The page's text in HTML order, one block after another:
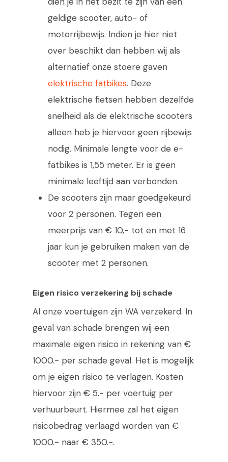
geldige scooter, auto- of
motorrijbewijs. Indien je hier niet
over beschikt dan hebben wij als
alternatief onze stoere gaven
elektrische fatbikes. Deze
elektrische fietsen hebben dezelfde
snelheid als de elektrische scooters
alleen heb je hiervoor geen rijbewijs
nodig. Minimale lengte voor de e-
fatbikes is 1,55 meter. Er is geen
minimale leeftijd aan verbonden.
De scooters zijn maar goedgekeurd
voor 2 personen. Tegen een
meerprijs van € 10,- tot en met 16
jaar kun je gebruiken maken van de
scooter met 2 personen.
Eigen risico verzekering bij schade
Al onze voertuigen zijn WA verzekerd. In
geval van schade brengen wij een
maximale eigen risico in rekening van €
1000.- per schade geval. Het is mogelijk
om je eigen risico te verlagen. Kosten
hiervoor zijn € 5.- per voertuig per
verhuurbeurt. Hiermee zal het eigen
risicobedrag verlaagd worden van €
1000.- naar € 350.-.
Tel:
Home
BBQ Donut huren
Scooterverhuur
Sloepverhuur
Arrangementen
Webshop